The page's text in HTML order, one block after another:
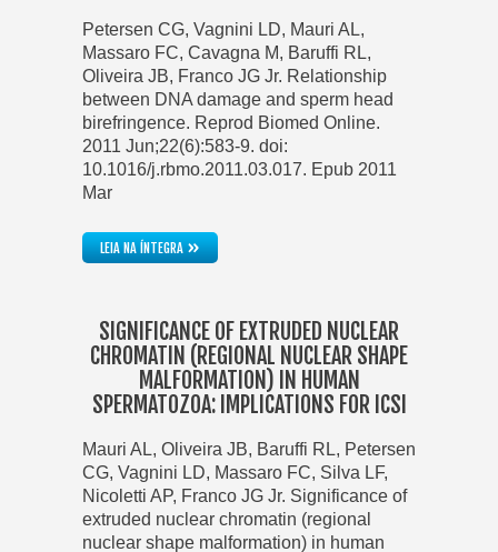
Petersen CG, Vagnini LD, Mauri AL,
Massaro FC, Cavagna M, Baruffi RL,
Oliveira JB, Franco JG Jr. Relationship
between DNA damage and sperm head
birefringence. Reprod Biomed Online.
2011 Jun;22(6):583-9. doi:
10.1016/j.rbmo.2011.03.017. Epub 2011
Mar
LEIA NA ÍNTEGRA»
SIGNIFICANCE OF EXTRUDED NUCLEAR
CHROMATIN (REGIONAL NUCLEAR SHAPE
MALFORMATION) IN HUMAN
SPERMATOZOA: IMPLICATIONS FOR ICSI
Mauri AL, Oliveira JB, Baruffi RL, Petersen
CG, Vagnini LD, Massaro FC, Silva LF,
Nicoletti AP, Franco JG Jr. Significance of
extruded nuclear chromatin (regional
nuclear shape malformation) in human